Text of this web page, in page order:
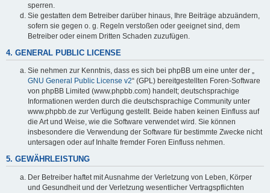
sperren.
Sie gestatten dem Betreiber darüber hinaus, Ihre Beiträge abzuändern,
sofern sie gegen o. g. Regeln verstoßen oder geeignet sind, dem
Betreiber oder einem Dritten Schaden zuzufügen.
4. GENERAL PUBLIC LICENSE
Sie nehmen zur Kenntnis, dass es sich bei phpBB um eine unter der „
GNU General Public License v2“ (GPL) bereitgestellten Foren-Software
von phpBB Limited (www.phpbb.com) handelt; deutschsprachige
Informationen werden durch die deutschsprachige Community unter
www.phpbb.de zur Verfügung gestellt. Beide haben keinen Einfluss auf
die Art und Weise, wie die Software verwendet wird. Sie können
insbesondere die Verwendung der Software für bestimmte Zwecke nicht
untersagen oder auf Inhalte fremder Foren Einfluss nehmen.
5. GEWÄHRLEISTUNG
Der Betreiber haftet mit Ausnahme der Verletzung von Leben, Körper
und Gesundheit und der Verletzung wesentlicher Vertragspflichten